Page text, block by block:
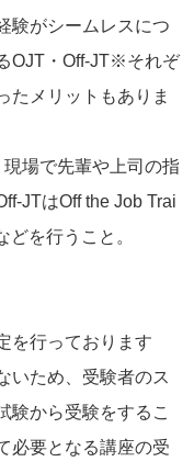
験がシームレスにつ
OJT・Off-JT※それぞ
たメリットもありま
場で先輩や上司の指
JTはOff the Job Trai
を行うこと。
を行っております
いため、受験者のス
験から受験をするこ
必要となる講座の受